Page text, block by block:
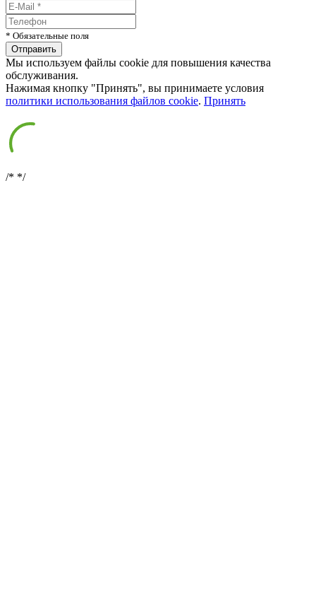
* Обязательные поля
Мы используем файлы cookie для повышения качества
обслуживания.
Нажимая кнопку "Принять", вы принимаете условия
политики использования файлов cookie. Принять
/* */